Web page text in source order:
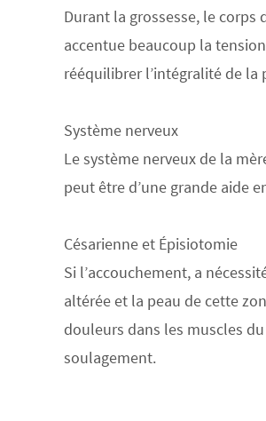
Durant la grossesse, le corps
accentue beaucoup la
rééquilibrer l’intégralité de
Système nerveux
Le système nerveux de la
peut être d’une grande aide
Césarienne et Épisiotomie
Si l’accouchement, a
altérée et la peau de cette
douleurs dans les muscles
soulagement.